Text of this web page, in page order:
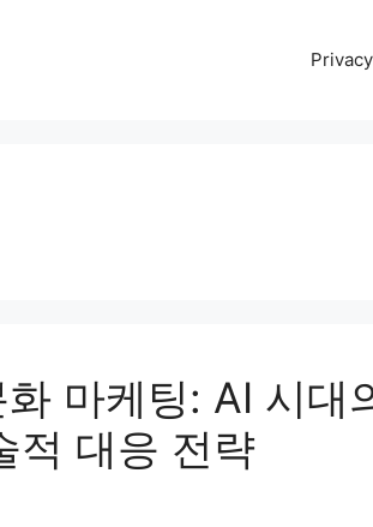
마케팅: AI 시대
적 대응 전략